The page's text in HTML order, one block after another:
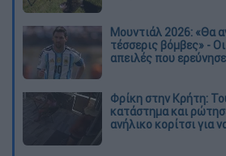
Μουντιάλ 2026: «Θα
τέσσερις βόμβες» -
απειλές που
Φρίκη στην Κρήτη:
κατάστημα και
ανήλικο κορίτσι για